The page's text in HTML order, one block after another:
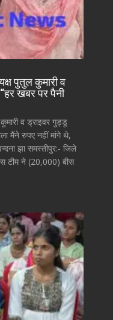
पुतुल कुमारी व
खबर पर पैनी
व ड्राइवर गुड्डू
मैंने रुपए नहीं मांगे थे,
झा समस्तीपुर:- जिले
टीम ने (20,000) बीस